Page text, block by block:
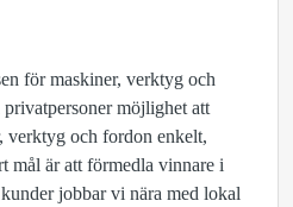
för maskiner, verktyg och
möjlighet att
verktyg och fordon enkelt,
mål är att förmedla vinnare i
jobbar vi nära med lokal